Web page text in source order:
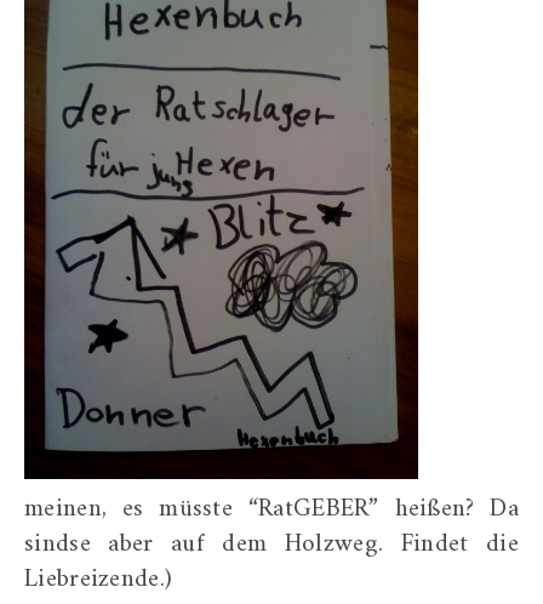
meinen, es müsste “RatGEBER” heißen? Da
sindse aber auf dem Holzweg. Findet die
Liebreizende.)